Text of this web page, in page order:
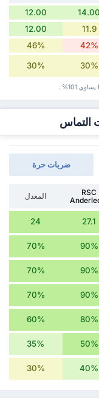
14.00
12.00
11.9
12.00
42%
46%
30%
30%
101% .
التماس
‏ضربات حرة
RSC
المعدل
27.1
24
90%
70%
90%
70%
90%
70%
80%
60%
50%
35%
40%
30%